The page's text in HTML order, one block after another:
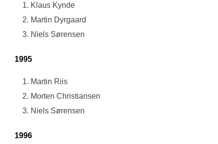
Klaus Kynde
Martin Dyrgaard
Niels Sørensen
1995
Martin Riis
Morten Christiansen
Niels Sørensen
1996